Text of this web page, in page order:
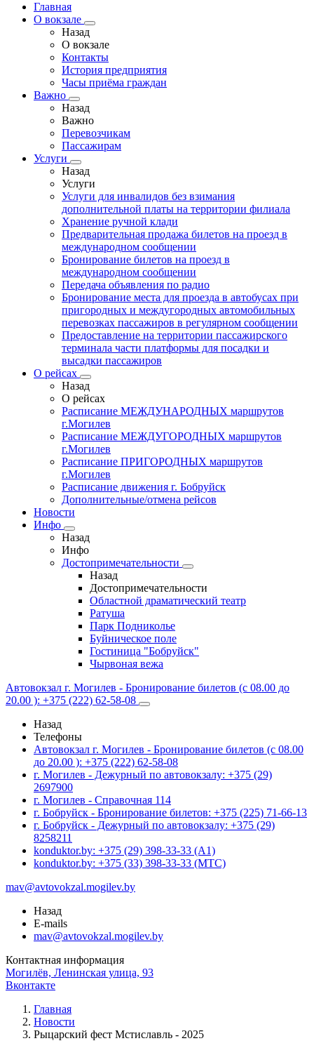
Главная
О вокзале
Назад
О вокзале
Контакты
История предприятия
Часы приёма граждан
Важно
Назад
Важно
Перевозчикам
Пассажирам
Услуги
Назад
Услуги
Услуги для инвалидов без взимания
дополнительной платы на территории филиала
Хранение ручной клади
Предварительная продажа билетов на проезд в
международном сообщении
Бронирование билетов на проезд в
международном сообщении
Передача объявления по радио
Бронирование места для проезда в автобусах при
пригородных и междугородных автомобильных
перевозках пассажиров в регулярном сообщении
Предоставление на территории пассажирского
терминала части платформы для посадки и
высадки пассажиров
О рейсах
Назад
О рейсах
Расписание МЕЖДУНАРОДНЫХ маршрутов
г.Могилев
Расписание МЕЖДУГОРОДНЫХ маршрутов
г.Могилев
Расписание ПРИГОРОДНЫХ маршрутов
г.Могилев
Расписание движения г. Бобруйск
Дополнительные/отмена рейсов
Новости
Инфо
Назад
Инфо
Достопримечательности
Назад
Достопримечательности
Областной драматический театр
Ратуша
Парк Подниколье
Буйническое поле
Гостиница "Бобруйск"
Чырвоная вежа
Автовокзал г. Могилев - Бронирование билетов (с 08.00 до
20.00 ): +375 (222) 62-58-08
Назад
Телефоны
Автовокзал г. Могилев - Бронирование билетов (с 08.00
до 20.00 ): +375 (222) 62-58-08
г. Могилев - Дежурный по автовокзалу: +375 (29)
2697900
г. Могилев - Справочная 114
г. Бобруйск - Бронирование билетов: +375 (225) 71-66-13
г. Бобруйск - Дежурный по автовокзалу: +375 (29)
8258211
konduktor.by: +375 (29) 398-33-33 (A1)
konduktor.by: +375 (33) 398-33-33 (МТС)
mav@avtovokzal.mogilev.by
Назад
E-mails
mav@avtovokzal.mogilev.by
Контактная информация
Могилёв, Ленинская улица, 93
Вконтакте
Главная
Новости
Рыцарский фест Мстиславль - 2025